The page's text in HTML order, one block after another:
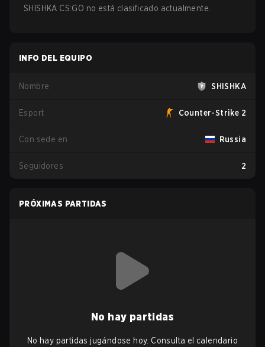
SHISHKA CS:GO no está clasificado actualmente.
INFO DEL EQUIPO
Nombre SHISHKA
Esport Counter-Strike 2
Con sede en Russia
Seguidores 2
PRÓXIMAS PARTIDAS
No hay partidas
No hay partidas jugándose hoy. Consulta el calendario